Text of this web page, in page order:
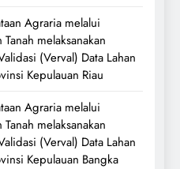
Agraria melalui
melaksanakan
(Verval) Data Lahan
Kepulauan Riau
Agraria melalui
melaksanakan
(Verval) Data Lahan
Kepulauan Bangka